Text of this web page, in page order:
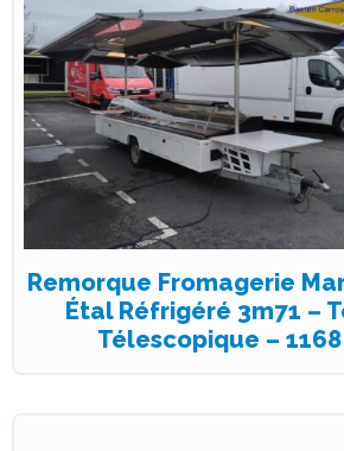
Remorque Fromagerie
Étal Réfrigéré 3m71 –
Télescopique – 1168